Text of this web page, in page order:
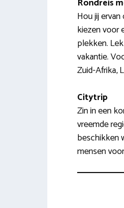
Rondreis
Hou jij
kiezen voor
plekken.
vakantie.
Zuid-Afrika,
Citytrip
Zin in een
vreemde
beschikken
mensen